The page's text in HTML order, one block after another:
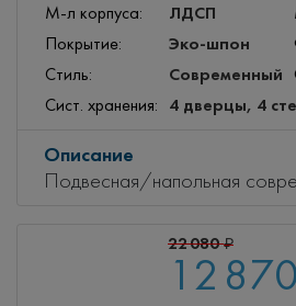
М-л корпуса: ЛДСП
Покрытие: Эко-шпон
Стиль: Современный
Сист. хранения:
4 дверцы, 4
Описание
Подвесная/напольная
22 080₽
12 870